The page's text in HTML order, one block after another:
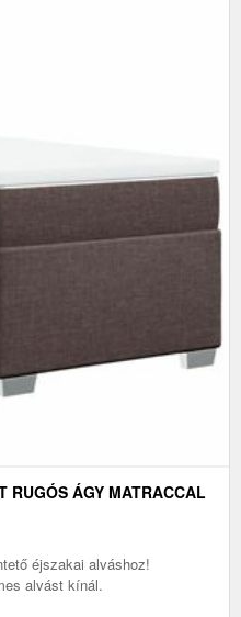
RUGÓS ÁGY MATRACCAL
éjszakai alváshoz!
alvást kínál.